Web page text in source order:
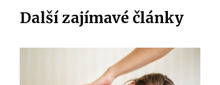
Další zajímavé články